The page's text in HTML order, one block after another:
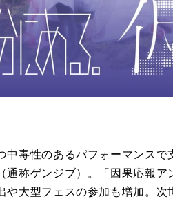
中毒性のあるパフォーマンス
通称ゲンジブ）。「因果応報
や大型フェスの参加も増加。